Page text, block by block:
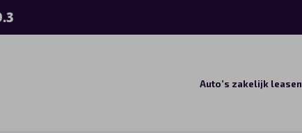
Auto’s zakelijk leasen